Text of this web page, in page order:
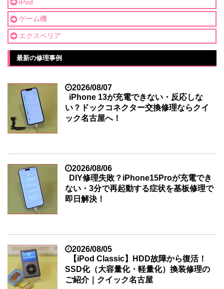
iPod
ゲーム機
エクスペリア
最新の修理事例
2026/08/07
iPhone 13が充電できない・反応しな
い？ドックコネクター交換修理ならクイ
ック名古屋へ！
2026/08/06
DIY修理失敗？iPhone15Proが充電でき
ない・3分で再起動する症状を基板修理で
即日解決！
2026/08/05
【iPod Classic】HDD故障から復活！
SSD化（大容量化・軽量化）換装修理の
ご紹介｜クイック名古屋